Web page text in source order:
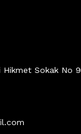
Hikmet Sokak No 9